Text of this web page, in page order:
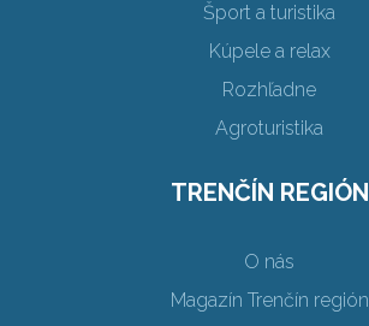
Šport a turistika
Kúpele a relax
Rozhľadne
Agroturistika
TRENČÍN REGIÓN
O nás
Magazín Trenčín región